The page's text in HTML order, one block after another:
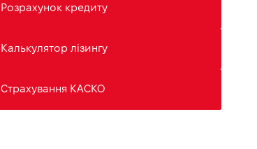
Розрахунок кредиту
Калькулятор лізингу
Страхування КАСКО